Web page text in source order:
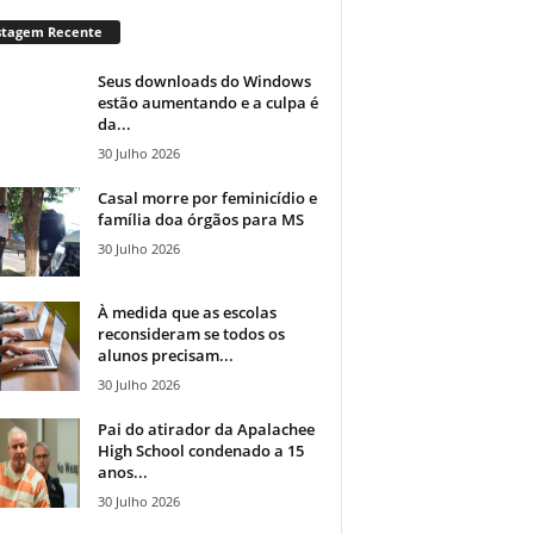
Recente
Seus downloads do Windows
estão aumentando e a culpa é
da...
30 Julho 2026
Casal morre por feminicídio e
família doa órgãos para MS
30 Julho 2026
À medida que as escolas
reconsideram se todos os
alunos precisam...
30 Julho 2026
Pai do atirador da Apalachee
High School condenado a 15
anos...
30 Julho 2026